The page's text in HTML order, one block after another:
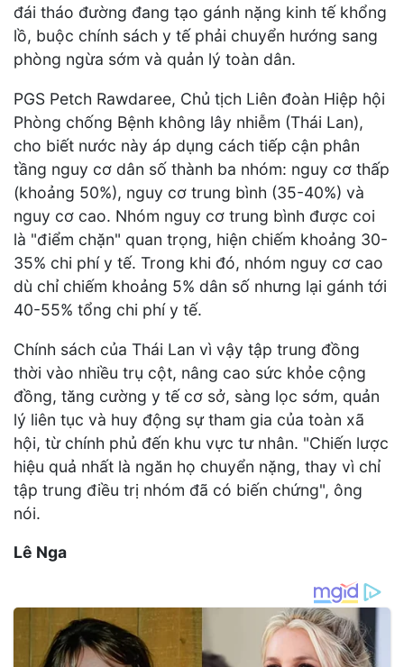
đái tháo đường đang tạo gánh nặng kinh tế khổng
lồ, buộc chính sách y tế phải chuyển hướng sang
phòng ngừa sớm và quản lý toàn dân.
PGS Petch Rawdaree, Chủ tịch Liên đoàn Hiệp hội
Phòng chống Bệnh không lây nhiễm (Thái Lan),
cho biết nước này áp dụng cách tiếp cận phân
tầng nguy cơ dân số thành ba nhóm: nguy cơ thấp
(khoảng 50%), nguy cơ trung bình (35-40%) và
nguy cơ cao. Nhóm nguy cơ trung bình được coi
là "điểm chặn" quan trọng, hiện chiếm khoảng 30-
35% chi phí y tế. Trong khi đó, nhóm nguy cơ cao
dù chỉ chiếm khoảng 5% dân số nhưng lại gánh tới
40-55% tổng chi phí y tế.
Chính sách của Thái Lan vì vậy tập trung đồng
thời vào nhiều trụ cột, nâng cao sức khỏe cộng
đồng, tăng cường y tế cơ sở, sàng lọc sớm, quản
lý liên tục và huy động sự tham gia của toàn xã
hội, từ chính phủ đến khu vực tư nhân. "Chiến lược
hiệu quả nhất là ngăn họ chuyển nặng, thay vì chỉ
tập trung điều trị nhóm đã có biến chứng", ông
nói.
Lê Nga